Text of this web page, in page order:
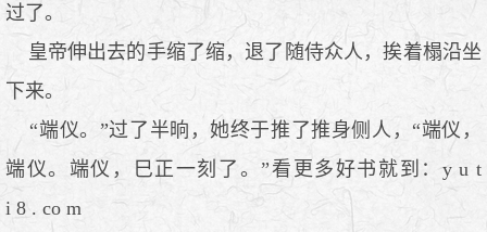
过了。
皇帝伸出去的手缩了缩，退了随侍众人，挨着榻沿坐
下来。
“端仪。”过了半晌，她终于推了推身侧人，“端仪，
端仪。端仪，巳正一刻了。”看更多好书就到：y u t
i 8 . co m